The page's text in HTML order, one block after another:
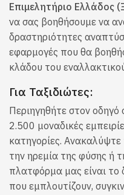
Επιμελητήριο Ελλάδος
να σας βοηθήσουμε να
δραστηριότητες
εφαρμογές που θα
κλάδου του
Για Ταξιδιώτες:
Περιηγηθήτε στον
2.500 μοναδικές
κατηγορίες. Ανακαλύψτε
την ηρεμία της φύσης ή
πλατφόρμα μας είναι το
που εμπλουτίζουν,